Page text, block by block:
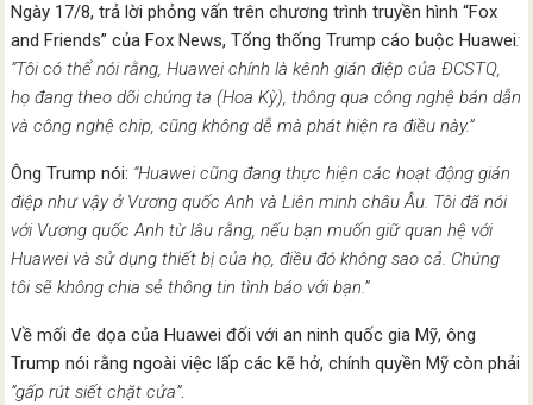
Ngày 17/8, trả lời phỏng vấn trên chương trình truyền hình “Fox
and Friends” của Fox News, Tổng thống Trump cáo buộc Huawei:
“Tôi có thể nói rằng, Huawei chính là kênh gián điệp của ĐCSTQ,
họ đang theo dõi chúng ta (Hoa Kỳ), thông qua công nghệ bán dẫn
và công nghệ chip, cũng không dễ mà phát hiện ra điều này.”
Ông Trump nói: “Huawei cũng đang thực hiện các hoạt động gián
điệp như vậy ở Vương quốc Anh và Liên minh châu Âu. Tôi đã nói
với Vương quốc Anh từ lâu rằng, nếu bạn muốn giữ quan hệ với
Huawei và sử dụng thiết bị của họ, điều đó không sao cả. Chúng
tôi sẽ không chia sẻ thông tin tình báo với bạn.”
Về mối đe dọa của Huawei đối với an ninh quốc gia Mỹ, ông
Trump nói rằng ngoài việc lấp các kẽ hở, chính quyền Mỹ còn phải
“gấp rút siết chặt cửa”.